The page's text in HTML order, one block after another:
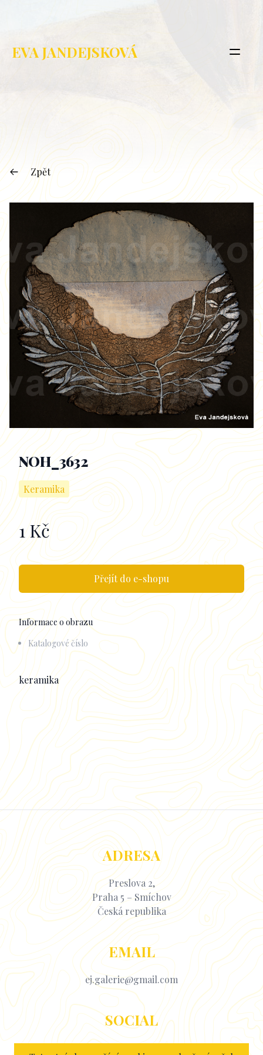
EVA JANDEJSKOVÁ
Zpět
NOH_3632
Keramika
Informace k obrazu
1 Kč
Přejít do e-shopu
Informace o obrazu
Katalogové číslo
Popisek
keramika
ADRESA
Preslova 2,
Praha 5 – Smíchov
Česká republika
EMAIL
ej.galerie@gmail.com
SOCIAL